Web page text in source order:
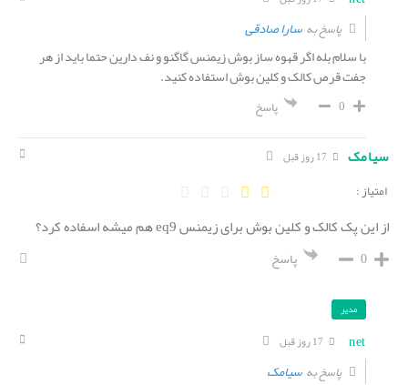
پاسخ بهسارا صادقی
با سلام بله اگر قهوه ساز بوش زیمنس گاگنو و نف دارین حتما باید از هر
جفت قرص کالک و کلین بوش استفاده کنید.
0 پاسخ
سیامک
امتیاز :
از این پک کالک و کلین بوش برای زیمنس eq9 هم میشه اسفاده کرد؟
0 پاسخ
مدیر
net
پاسخ بهسیامک